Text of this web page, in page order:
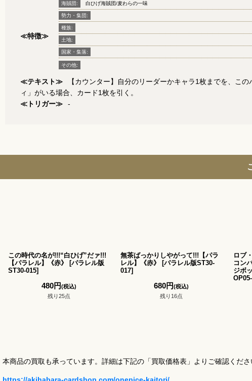
≪特徴≫
海賊団: 白ひげ海賊団/麦わらの一味
勢力・集団:
種族:
土地:
国家・集落:
その他:
≪テキスト≫
【カウンター】自分のリーダーかキャラ1枚までを、こ
ィ」がいる場合、カード1枚を引く。
≪トリガー≫
-
この時代の名が!!!“白ひげ”だァ!!!
【パラレル】《赤》
[パラレル版
ST30-015]
480円(税込)
残り25点
無茶ばっかりしやがって!!!【パラ
レル】《赤》
[パラレル版ST30-
017]
680円(税込)
残り16点
ロブ
コン
ジボ
本商品の買取も承っています。詳細は下記の「買取価格表」よりご確認くださ